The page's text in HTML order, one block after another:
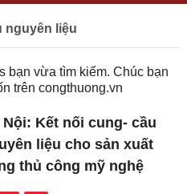
nguyên liệu
bạn vừa tìm kiếm. Chúc bạn
trên congthuong.vn
Nội: Kết nối cung- cầu
liệu cho sản xuất
thủ công mỹ nghệ